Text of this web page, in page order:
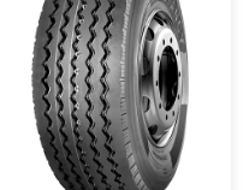
FH091 - 综合路况
新颖的中花设计，中间有
周向细联通沟，增加花纹
整体性。 水滴形肩部散热
沟设计，降低胎肩异磨风
险。